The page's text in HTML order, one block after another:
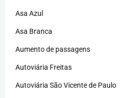
Asa Azul
Asa Branca
Aumento de passagens
Autoviária Freitas
Autoviária São Vicente de Paulo